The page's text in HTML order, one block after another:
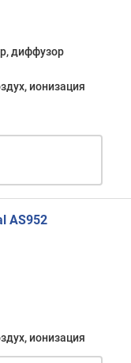
диффузор
ионизация
AS952
ионизация